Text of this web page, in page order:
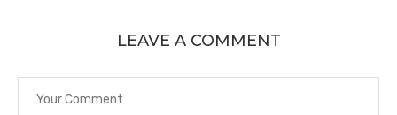
LEAVE A COMMENT